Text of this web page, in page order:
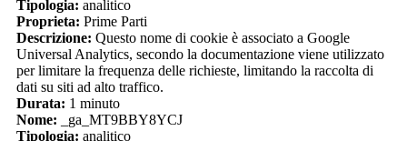
Tipologia: analitico
Proprieta: Prime Parti
Descrizione: Questo nome di cookie è associato a Google
Universal Analytics, secondo la documentazione viene utilizzato
per limitare la frequenza delle richieste, limitando la raccolta di
dati su siti ad alto traffico.
Durata: 1 minuto
Nome: _ga_MT9BBY8YCJ
Tipologia: analitico